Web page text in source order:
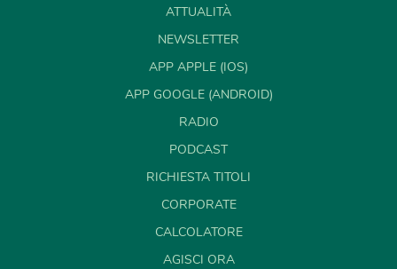
ATTUALITÀ
NEWSLETTER
APP APPLE (IOS)
APP GOOGLE (ANDROID)
RADIO
PODCAST
RICHIESTA TITOLI
CORPORATE
CALCOLATORE
AGISCI ORA